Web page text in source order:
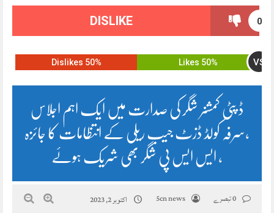
0
DISLIKE
50% Likes VS
50% Dislikes
ڈ پٹی کمشنر شگر کی صدارت میں ایک اہم اجلاس
،سرفہ کولڈ ڈزٹ جیب ریلی کے انتظامات کا جائزہ
، ایس ایس پی شگر بھی شریک ہوئے
5cn news اکتوبر 2, 2023